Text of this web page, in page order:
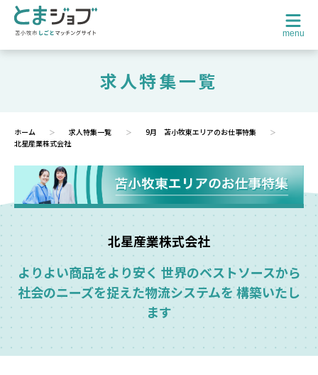
menu
求人特集一覧
ホーム 求人特集一覧
9月 苫小牧東エリアのお仕事特集
北星産業株式会社
北星産業株式会社
よりよい商品をより安く 世界のベストソースから
社会のニーズを捉えた物流システムを 構築いたし
ます